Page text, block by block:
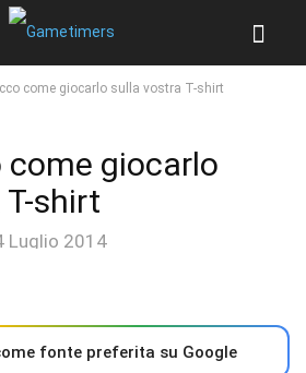
come giocarlo sulla vostra T-shirt
come giocarlo
shirt
Luglio 2014
fonte preferita su Google